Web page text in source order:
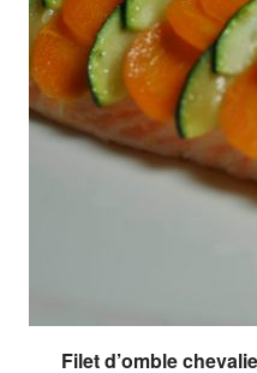
Filet d’omble